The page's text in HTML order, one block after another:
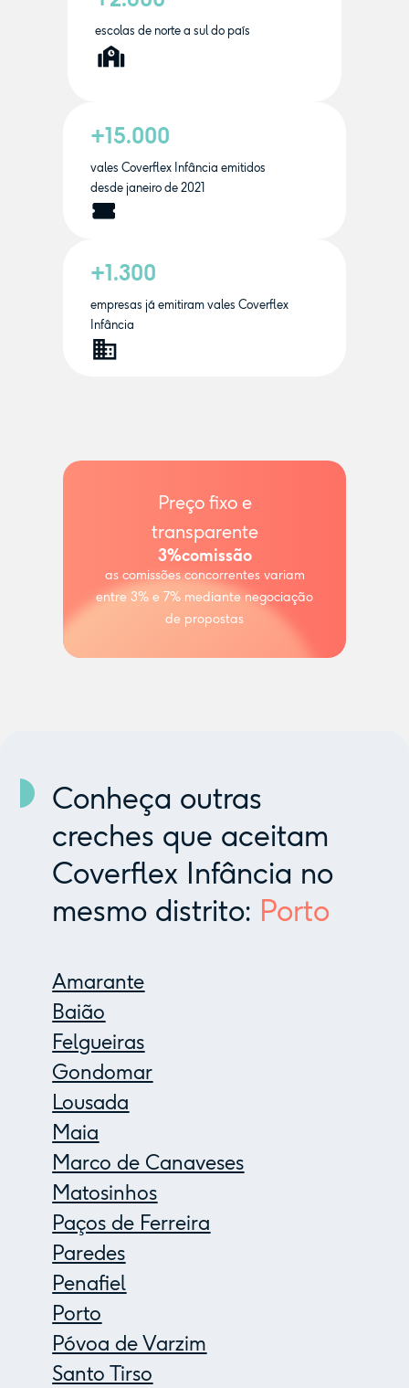
escolas de norte a sul do país
+15.000
vales Coverflex Infância emitidos
desde janeiro de 2021
+1.300
empresas já emitiram vales Coverflex
Infância
Preço fixo e
transparente
3%comissão
as comissões concorrentes variam
entre 3% e 7% mediante negociação
de propostas
Conheça outras
creches que aceitam
Coverflex Infância no
mesmo distrito: Porto
Amarante
Baião
Felgueiras
Gondomar
Lousada
Maia
Marco de Canaveses
Matosinhos
Paços de Ferreira
Paredes
Penafiel
Porto
Póvoa de Varzim
Santo Tirso